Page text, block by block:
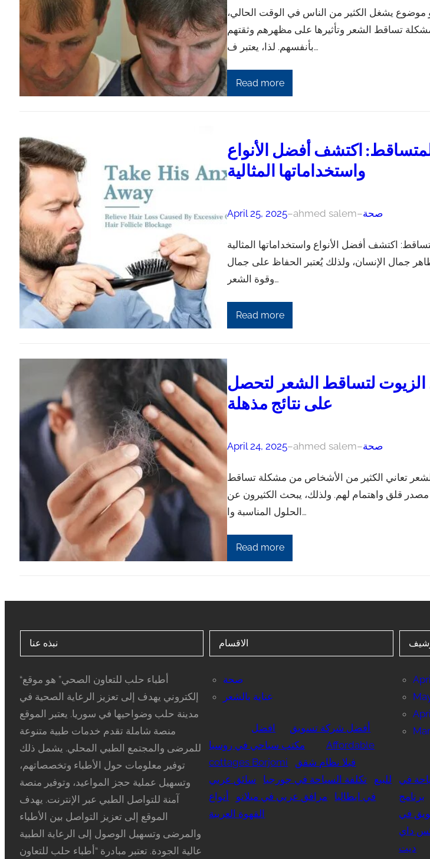
موضوع يشغل الكثير من الناس في الوقت الحالي،
تساقط الشعر وتأثيرها على مظهرهم وثقتهم
بأنفسهم. لذا، يعتبر ف…
Read more
اكتشف أفضل الأنواع
واستخداماتها المثالية
April 25, 2025–ahmed salem–صحة
اكتشف أفضل الأنواع واستخداماتها المثالية
جمال الإنسان، ولذلك يُعتبر الحفاظ على جمال
وقوة الشعر…
Read more
لتساقط الشعر لتحصل
على نتائج مذهلة
April 24, 2025–ahmed salem–صحة
تعاني الكثير من الأشخاص من مشكلة تساقط
مصدر قلق واهتمام لهم. ولذلك، يبحث الكثيرون عن
الحلول المناسبة وا…
Read more
نبذه عنا
“أطباء حلب للتعاون الصحي” هو موقع
إلكتروني يهدف إلى تعزيز الرعاية الصحية في
مدينة حلب وضواحيها في سوريا. يعتبر الموقع
منصة شاملة تقدم خدمات طبية متنوعة
للمرضى والمجتمع الطبي المحلي. يشمل ذلك
توفير معلومات حول الأطباء وتخصصاتهم،
وتسهيل عملية حجز المواعيد، وتوفير منصة
آمنة للتواصل الطبي عبر الإنترنت. يهدف
الموقع إلى تعزيز التواصل بين الأطباء
والمرضى وتسهيل الوصول إلى الرعاية الطبية
عالية الجودة. تعتبر مبادرة “أطباء حلب للتعاون
الاقسام
صحة
عناية بالشعر
أفضل شركة تسويق
افضل
مكتب سياحي في روسيا
Affordable
cottages Borjomi
فيلا نظام شقق
للبيع
تكلفة السياحة في جورجيا
سائق عربي
في ايطاليا
مرافق عربي في ميلانو
أنواع
القهوة العربية
في
برنامج
في
داي
ديت